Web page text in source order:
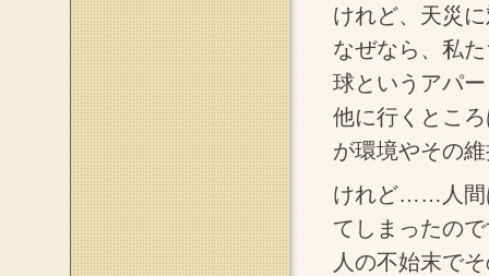
けれど、天災
なぜなら、私
球というアパ
他に行くとこ
が環境やその
けれど……人間
てしまったの
人の不始末で